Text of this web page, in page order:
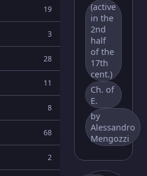
19
3
28
11
8
68
2
(active
in the
2nd
half
of the
17th
cent.)
Ch. of
E.
by
Alessandro
Mengozzi